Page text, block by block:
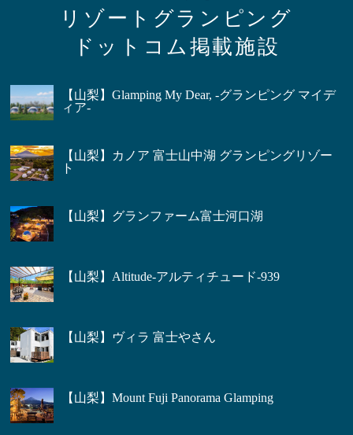
リゾートグランピング
ドットコム掲載施設
【山梨】Glamping My Dear, -グランピング マイデ
ィア-
【山梨】カノア 富士山中湖 グランピングリゾー
ト
【山梨】グランファーム富士河口湖
【山梨】Altitude-アルティチュード-939
【山梨】ヴィラ 富士やさん
【山梨】Mount Fuji Panorama Glamping